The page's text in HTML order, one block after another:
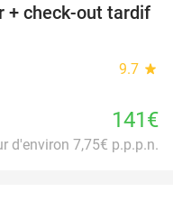
+ check-out tardif
9.7 star
141€
d'environ 7,75€ p.p.p.n.